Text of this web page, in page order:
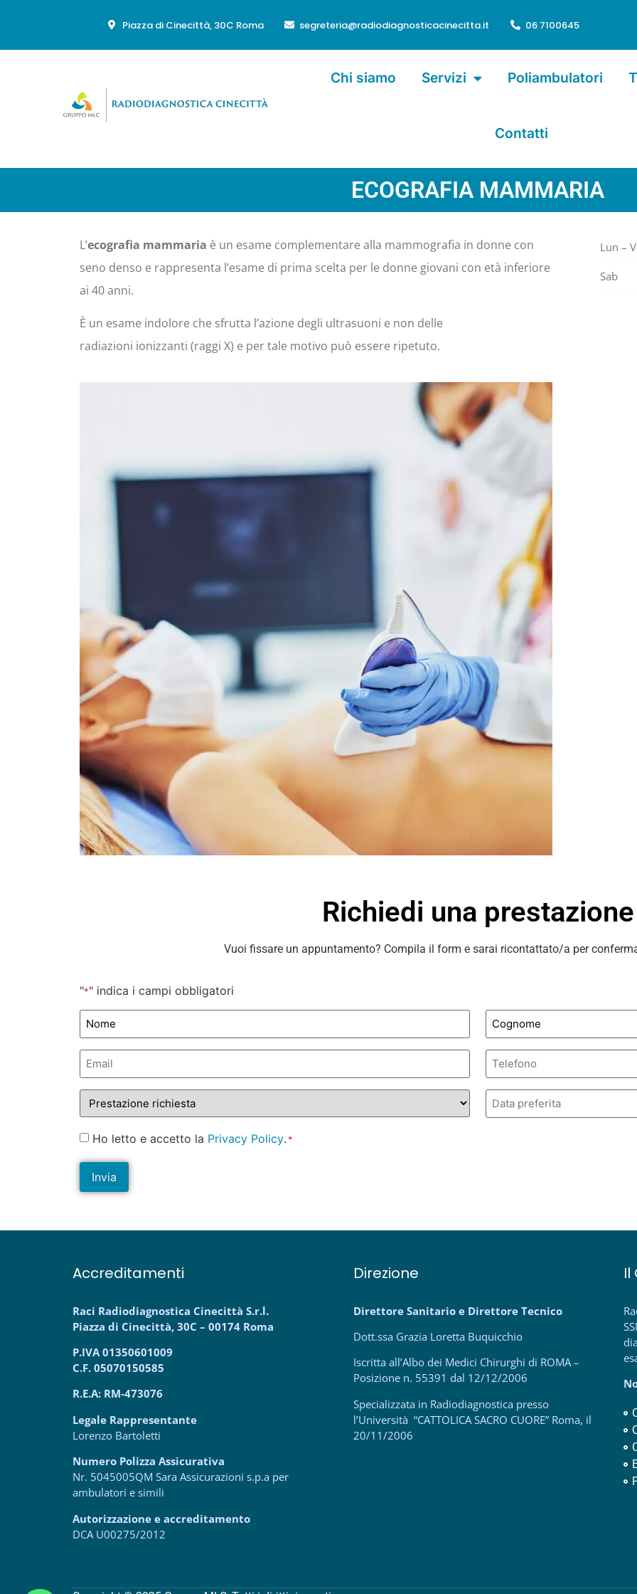
Piazza di Cinecittà, 30C Roma segreteria@radiodiagnosticacinecitta.it 06 7100645
Chi siamo Servizi Poliambulatori
Contatti
ECOGRAFIA MAMMARIA
L’ecografia mammaria è un esame complementare alla mammografia in donne con
seno denso e rappresenta l’esame di prima scelta per le donne giovani con età inferiore
ai 40 anni.
È un esame indolore che sfrutta l’azione degli ultrasuoni e non delle
radiazioni ionizzanti (raggi X) e per tale motivo può essere ripetuto.
Lun –
Sab
Richiedi una prestazione
Vuoi fissare un appuntamento? Compila il form e sarai ricontattato/a per
"*" indica i campi obbligatori
Nome
e
Cognome
Email Telefono
Prestazione
richiesta
Data
preferita
Consenso
Ho letto e accetto la Privacy Policy. *
Accreditamenti
Raci Radiodiagnostica Cinecittà S.r.l.
Piazza di Cinecittà, 30C – 00174 Roma
P.IVA 01350601009
C.F. 05070150585
R.E.A: RM-473076
Legale Rappresentante
Lorenzo Bartoletti
Numero Polizza Assicurativa
Nr. 5045005QM Sara Assicurazioni s.p.a per
ambulatori e simili
Autorizzazione e accreditamento
DCA U00275/2012
Direzione
Direttore Sanitario e Direttore Tecnico
Dott.ssa Grazia Loretta Buquicchio
Iscritta all’Albo dei Medici Chirurghi di ROMA –
Posizione n. 55391 dal 12/12/2006
Specializzata in Radiodiagnostica presso
l’Università “CATTOLICA SACRO CUORE” Roma, il
20/11/2006
Il